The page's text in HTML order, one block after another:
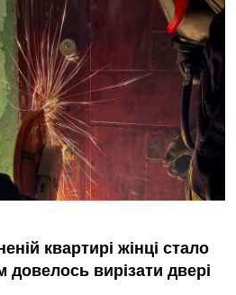
квартирі жінці стало
вирізати двері